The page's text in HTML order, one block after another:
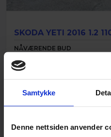
Samtykke
Denne nettsiden anvender
SKODA YETI 2016 1.2
NÅVÆRENDE BUD
kr18 000
Nylig